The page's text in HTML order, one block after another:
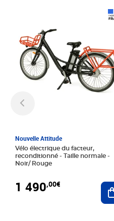
Nouvelle Attitude
Vélo électrique du facteur,
reconditionné - Taille normale -
Noir/ Rouge
1 490,00€